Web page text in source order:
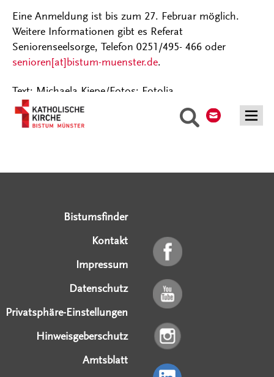
Suche
Eine Anmeldung ist bis zum 27. Februar möglich.
Weitere Informationen gibt es Referat
Seniorenseelsorge, Telefon 0251/495- 466 oder
senioren[at]bistum-muenster.de.
Text: Michaela Kiepe/Fotos: Fotolia
Bistumsfinder
Kontakt
Impressum
Datenschutz
Privatsphäre-Einstellungen
Hinweisgeberschutz
Amtsblatt